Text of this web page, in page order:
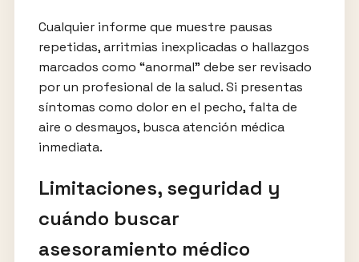
Cualquier informe que muestre pausas
repetidas, arritmias inexplicadas o hallazgos
marcados como “anormal” debe ser revisado
por un profesional de la salud. Si presentas
síntomas como dolor en el pecho, falta de
aire o desmayos, busca atención médica
inmediata.
Limitaciones, seguridad y
cuándo buscar
asesoramiento médico